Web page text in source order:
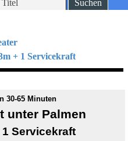
Suchen
+ 1 Servicekraft
30-65 Minuten
unter Palmen
Servicekraft